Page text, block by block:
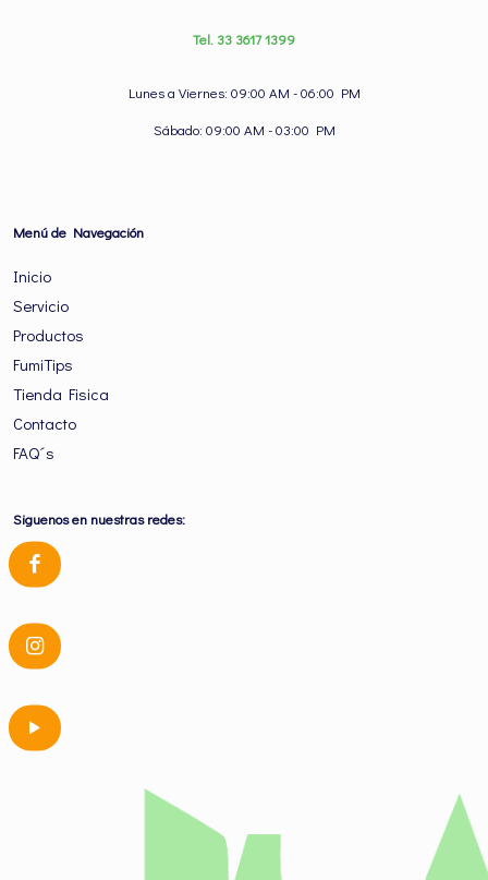
Tel. 33 3617 1399
Lunes a Viernes: 09:00 AM - 06:00 PM
Sábado: 09:00 AM - 03:00 PM
Menú de Navegación
Inicio
Servicio
Productos
FumiTips
Tienda Fisica
Contacto
FAQ´s
Siguenos en nuestras redes: